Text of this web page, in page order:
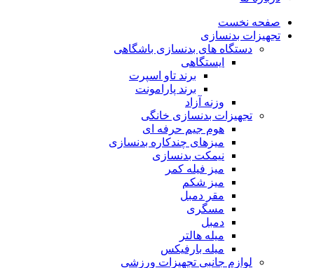
صفحه نخست
تجهیزات بدنسازی
دستگاه های بدنسازی باشگاهی
ایستگاهی
برند تاو اسپرت
برند پارامونت
وزنه آزاد
تجهیزات بدنسازی خانگی
هوم جیم حرفه ای
میزهای چندکاره بدنسازی
نیمکت بدنسازی
میز فیله کمر
میز شکم
مقر دمبل
مسگری
دمبل
میله هالتر
میله بارفیکس
لوازم جانبی تجهیزات ورزشی